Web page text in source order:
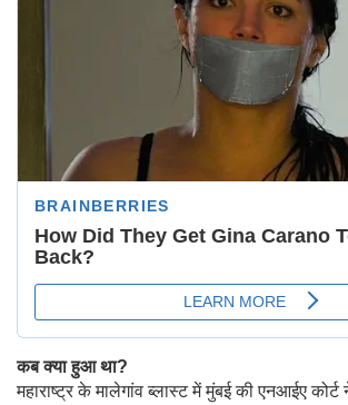
कब क्या हुआ था?
महाराष्ट्र के मालेगांव ब्लास्ट में मुंबई की एनआईए